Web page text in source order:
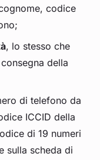
codice
, lo stesso che
della
di telefono da
ICCID della
di 19 numeri
sulla scheda di